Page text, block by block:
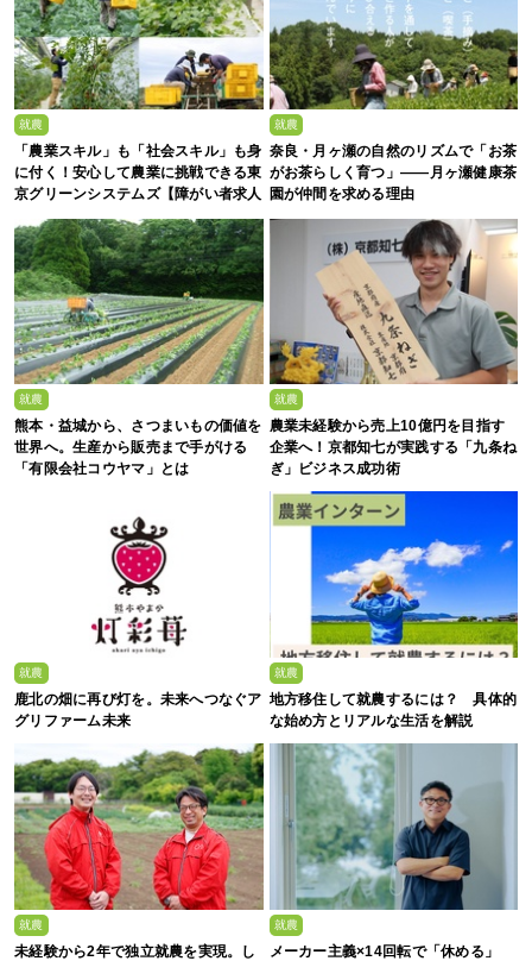
就農
「農業スキル」も「社会スキル」も身
に付く！安心して農業に挑戦できる東
京グリーンシステムズ【障がい者求人
就農
奈良・月ヶ瀬の自然のリズムで「お茶
がお茶らしく育つ」――月ヶ瀬健康茶
園が仲間を求める理由
就農
熊本・益城から、さつまいもの価値を
世界へ。生産から販売まで手がける
「有限会社コウヤマ」とは
就農
農業未経験から売上10億円を目指す
企業へ！京都知七が実践する「九条ね
ぎ」ビジネス成功術
就農
鹿北の畑に再び灯を。未来へつなぐア
グリファーム未来
就農
地方移住して就農するには？ 具体的
な始め方とリアルな生活を解説
就農
未経験から2年で独立就農を実現。し
就農
メーカー主義×14回転で「休める」